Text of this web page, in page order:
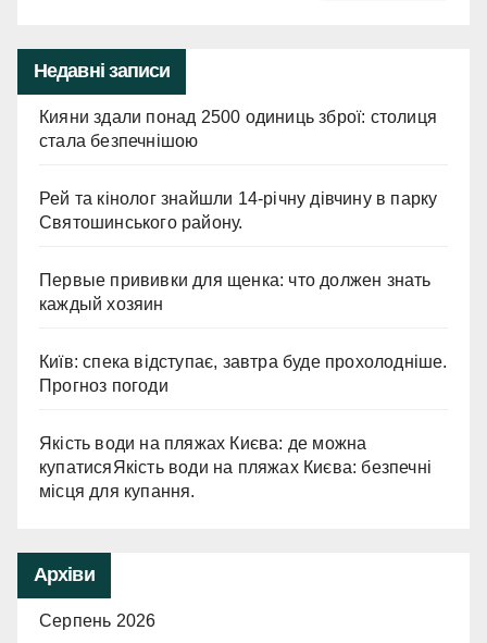
Недавні записи
Кияни здали понад 2500 одиниць зброї: столиця
стала безпечнішою
Рей та кінолог знайшли 14-річну дівчину в парку
Святошинського району.
Первые прививки для щенка: что должен знать
каждый хозяин
Київ: спека відступає, завтра буде прохолодніше.
Прогноз погоди
Якість води на пляжах Києва: де можна
купатисяЯкість води на пляжах Києва: безпечні
місця для купання.
Архіви
Серпень 2026